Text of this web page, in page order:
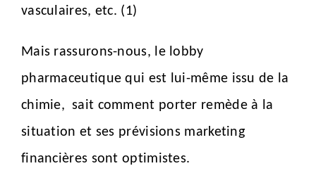
vasculaires, etc. (1)
Mais rassurons-nous, le lobby
pharmaceutique qui est lui-même issu de la
chimie, sait comment porter remède à la
situation et ses prévisions marketing
financières sont optimistes.